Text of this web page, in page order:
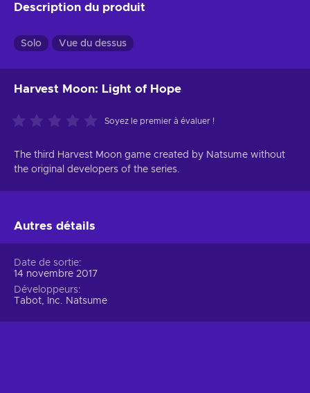
Description du produit
Solo Vue du dessus
Harvest Moon: Light of Hope
Soyez le premier à évaluer !
The third Harvest Moon game created by Natsume without
the original developers of the series.
Autres détails
Date de sortie
14 novembre 2017
Développeurs
Tabot, Inc. Natsume